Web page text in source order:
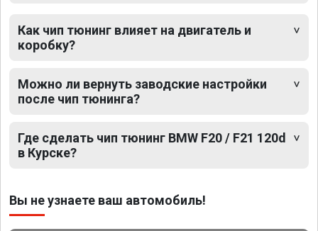
Как чип тюнинг влияет на двигатель и
коробку?
Можно ли вернуть заводские настройки
после чип тюнинга?
Где сделать чип тюнинг BMW F20 / F21 120d
в Курске?
Вы не узнаете ваш автомобиль!